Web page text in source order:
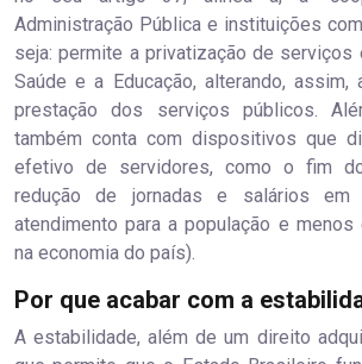
Administração Pública e instituições
seja: permite a privatização de serviços
Saúde e a Educação, alterando,
prestação dos serviços públicos.
também conta com dispositivos que
efetivo de servidores, como o fim
redução de jornadas e salários em
atendimento para a população e menos
na economia do país).
Por que acabar com a
A estabilidade, além de um direito